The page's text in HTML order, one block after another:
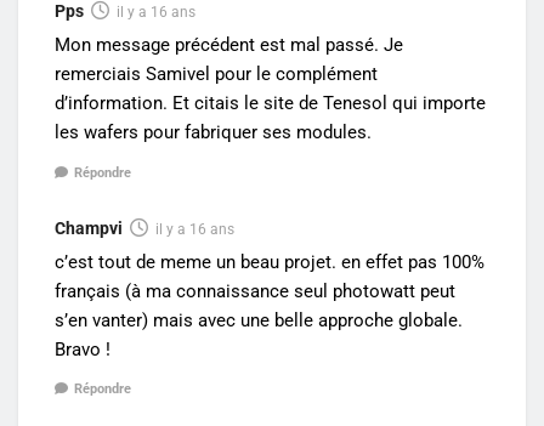
Pps il y a 16 ans
Mon message précédent est mal passé. Je
remerciais Samivel pour le complément
d’information. Et citais le site de Tenesol qui importe
les wafers pour fabriquer ses modules.
Répondre
Champvi il y a 16 ans
c’est tout de meme un beau projet. en effet pas 100%
français (à ma connaissance seul photowatt peut
s’en vanter) mais avec une belle approche globale.
Bravo !
Répondre